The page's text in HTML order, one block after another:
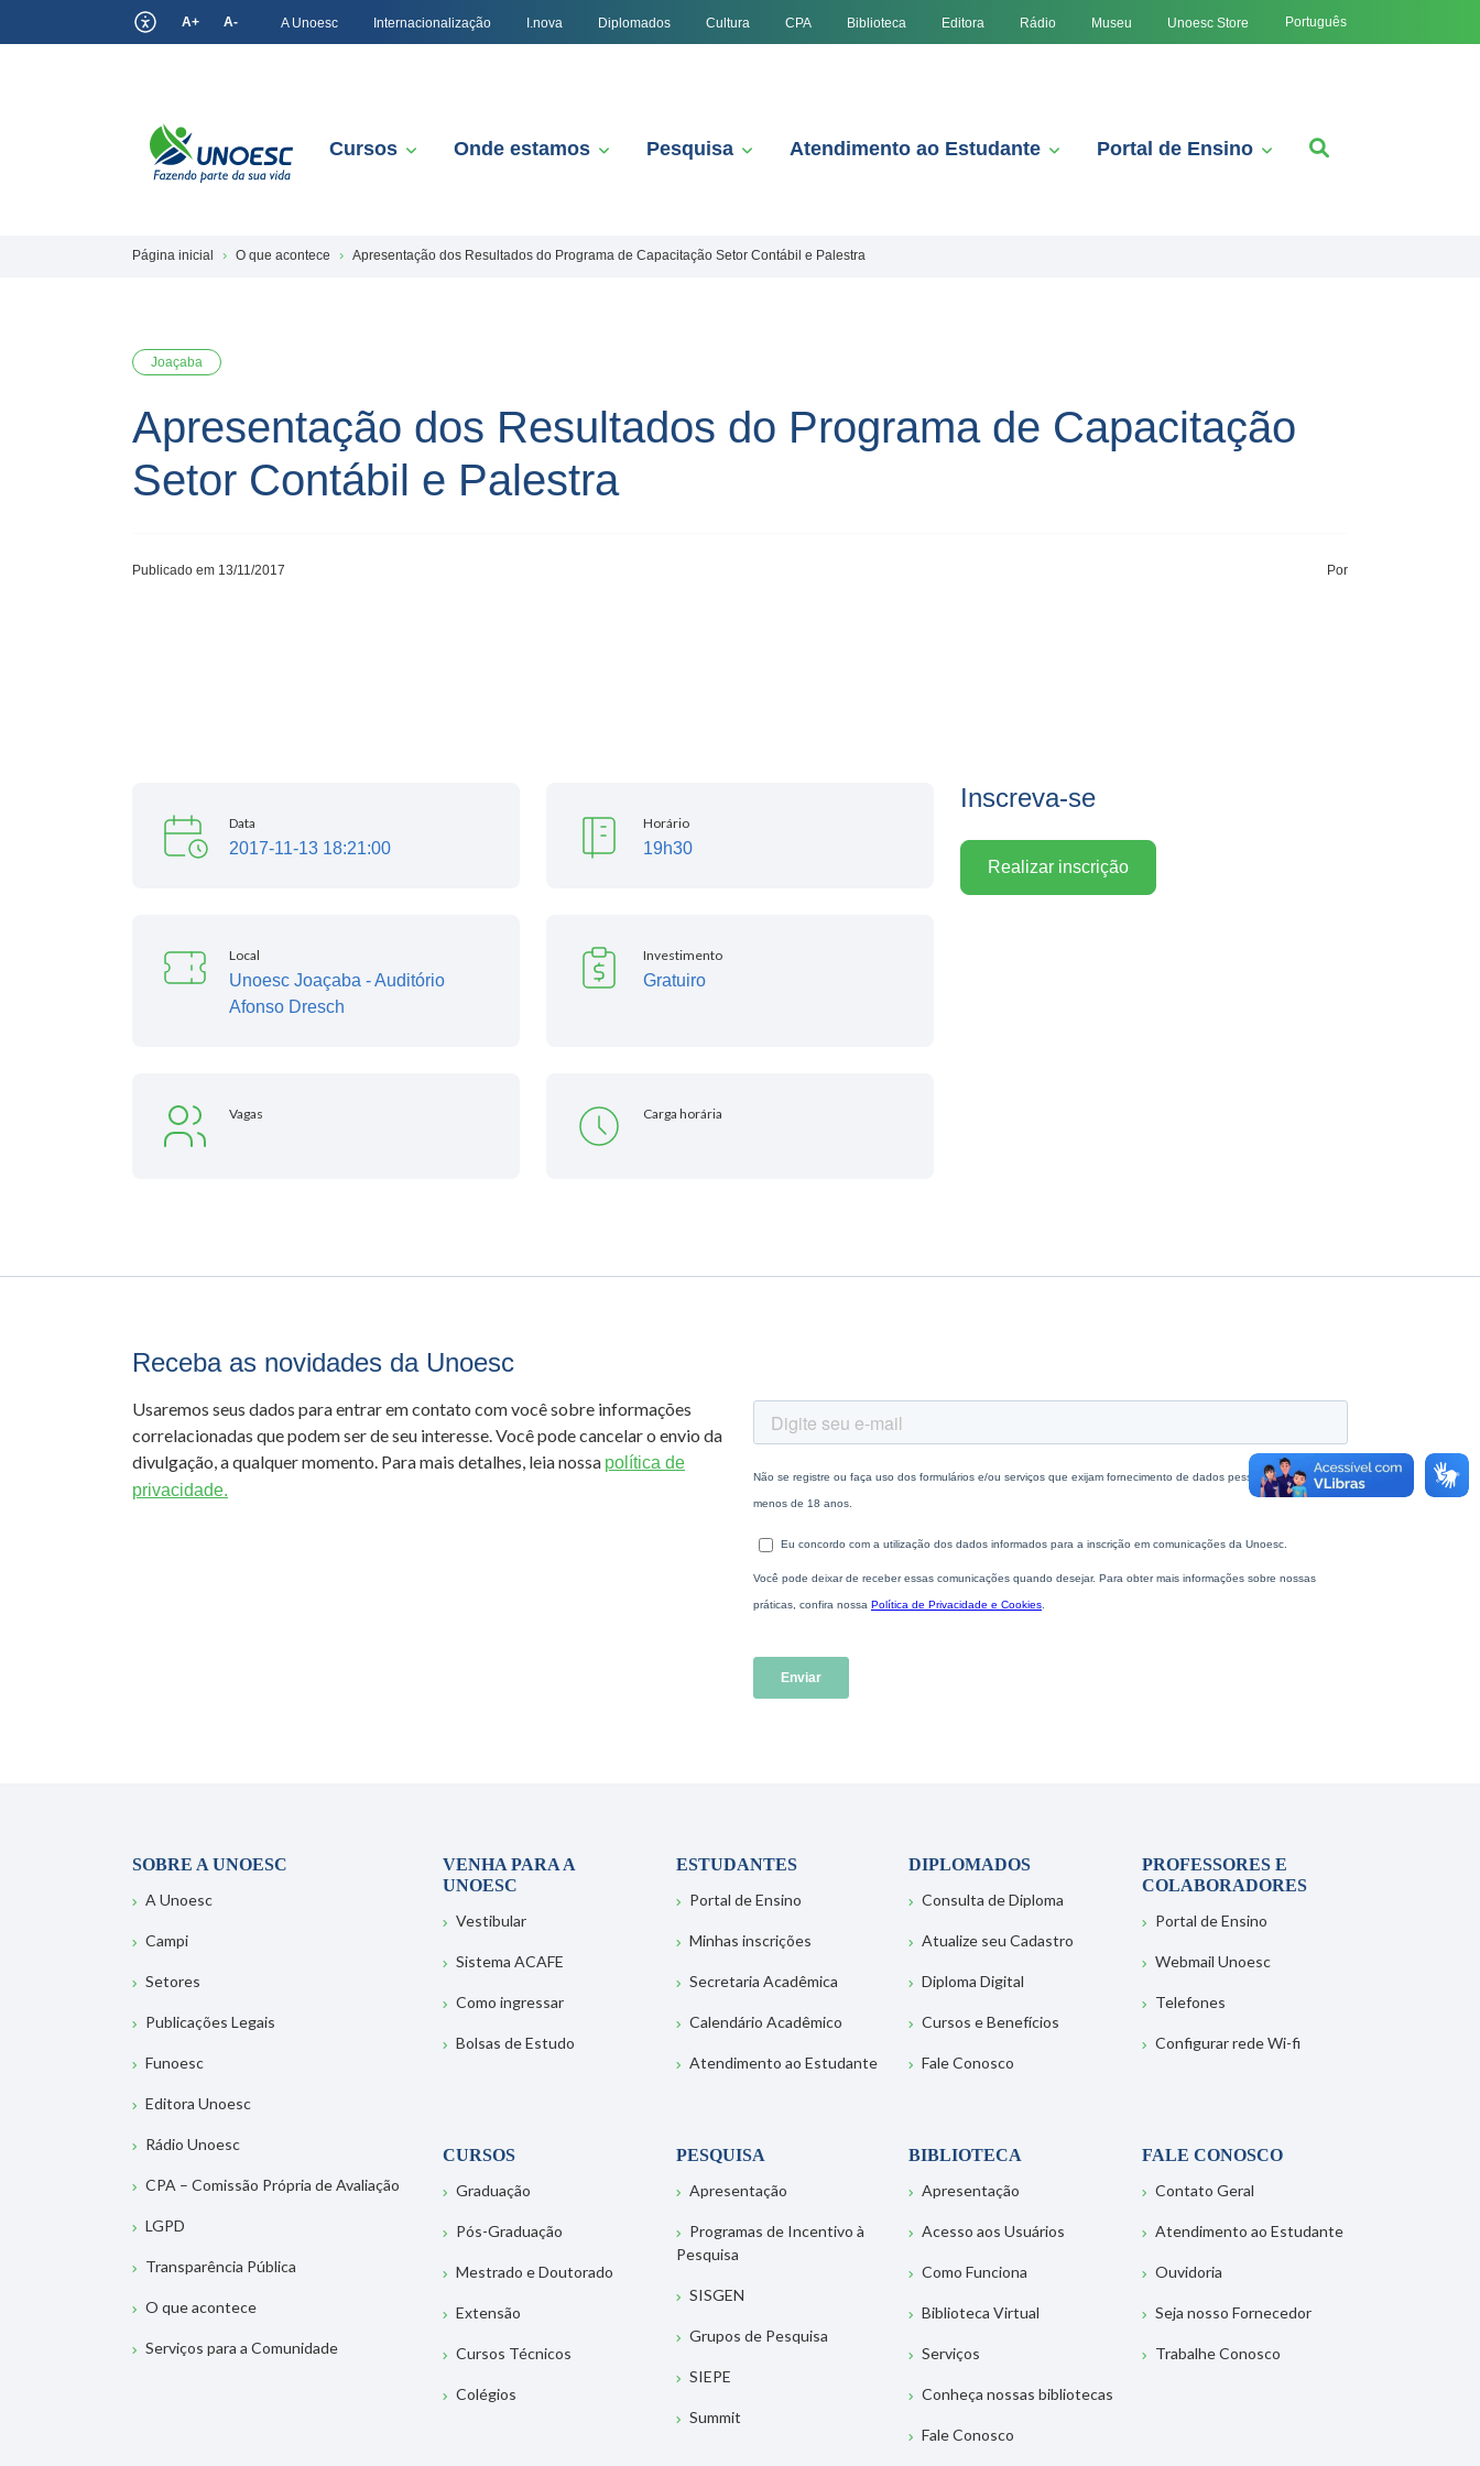
A+ A- A Unoesc Internacionalização I.nova Diplomados Cultura CPA Biblioteca Editora Rádio Museu Unoesc Store Português
Cursos Onde estamos Pesquisa Atendimento ao Estudante Portal de Ensino
Página inicial O que acontece Apresentação dos Resultados do Programa de Capacitação Setor Contábil e Palestra
Joaçaba
Apresentação dos Resultados do Programa de Capacitação
Setor Contábil e Palestra
Publicado em 13/11/2017 Por
Data
2017-11-13 18:21:00
Horário
19h30
Local
Unoesc Joaçaba - Auditório
Afonso Dresch
Investimento
Gratuiro
Vagas Carga horária
Inscreva-se
Realizar inscrição
Receba as novidades da Unoesc
Usaremos seus dados para entrar em contato com você sobre informações
correlacionadas que podem ser de seu interesse. Você pode cancelar o envio da
divulgação, a qualquer momento. Para mais detalhes, leia nossa política de
privacidade.
SOBRE A UNOESC
A Unoesc
Campi
Setores
Publicações Legais
Funoesc
Editora Unoesc
Rádio Unoesc
CPA – Comissão Própria de Avaliação
LGPD
Transparência Pública
O que acontece
Serviços para a Comunidade
VENHA PARA A
UNOESC
Vestibular
Sistema ACAFE
Como ingressar
Bolsas de Estudo
ESTUDANTES
Portal de Ensino
Minhas inscrições
Secretaria Acadêmica
Calendário Acadêmico
Atendimento ao Estudante
DIPLOMADOS
Consulta de Diploma
Atualize seu Cadastro
Diploma Digital
Cursos e Benefícios
Fale Conosco
PROFESSORES E
COLABORADORES
Portal de Ensino
Webmail Unoesc
Telefones
Configurar rede Wi-fi
CURSOS
Graduação
Pós-Graduação
Mestrado e Doutorado
Extensão
Cursos Técnicos
Colégios
PESQUISA
Apresentação
Programas de Incentivo à
Pesquisa
SISGEN
Grupos de Pesquisa
SIEPE
Summit
BIBLIOTECA
Apresentação
Acesso aos Usuários
Como Funciona
Biblioteca Virtual
Serviços
Conheça nossas bibliotecas
Fale Conosco
FALE CONOSCO
Contato Geral
Atendimento ao Estudante
Ouvidoria
Seja nosso Fornecedor
Trabalhe Conosco